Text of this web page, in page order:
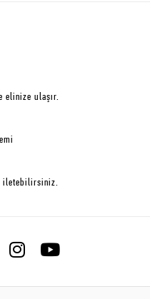
elinize ulaşır.
iletebilirsiniz.